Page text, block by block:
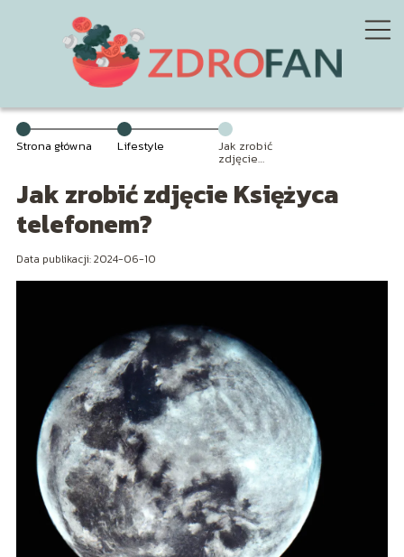
Strona główna Lifestyle Jak zrobić
zdjęcie
Księżyca
telefonem?
Jak zrobić zdjęcie Księżyca
telefonem?
Data publikacji: 2024-06-10